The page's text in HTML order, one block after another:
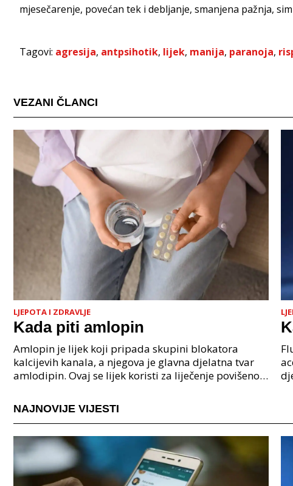
mjesečarenje, povećan tek i debljanje, smanjena pažnja,
Tagovi: agresija, antpsihotik, lijek, manija, paranoja,
VEZANI ČLANCI
LJEPOTA I ZDRAVLJE
Kada piti amlopin
Amlopin je lijek koji pripada skupini blokatora
kalcijevih kanala, a njegova je glavna djelatna tvar
amlodipin. Ovaj se lijek koristi za liječenje povišenog
NAJNOVIJE VIJESTI